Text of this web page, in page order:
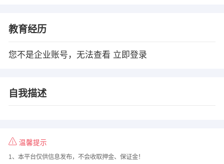
教育经历
您不是企业账号，无法查看 立即登录
自我描述
温馨提示
1、本平台仅供信息发布，不会收取押金、保证金！